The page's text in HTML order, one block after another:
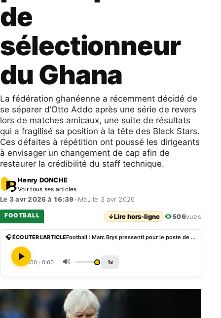
de
sélectionneur
du Ghana
La fédération ghanéenne a récemment décidé de
se séparer d’Otto Addo après une série de revers
lors de matches amicaux, une suite de résultats
qui a fragilisé sa position à la tête des Black Stars.
Ces défaites à répétition ont poussé les dirigeants
à envisager un changement de cap afin de
restaurer la crédibilité du staff technique.
Henry DONCHE
Voir tous ses articles
Le 3 avr 2026 à 16:39• MàJ le 3 avr 2026
FOOTBALL ↓Lire hors-ligne 506vues
🎧 ÉCOUTER L'ARTICLE Football : Marc Brys pressenti pour le poste de sélectionneur du Ghana
0:00 / 0:00 🔊 1x